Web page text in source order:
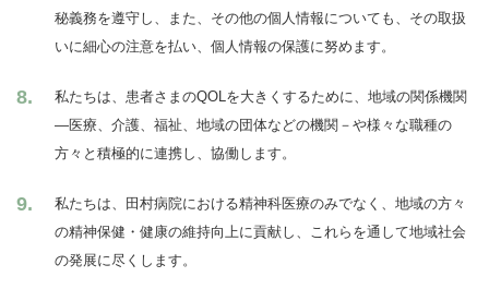
秘義務を遵守し、また、その他の個人情報についても、その取扱
いに細心の注意を払い、個人情報の保護に努めます。
私たちは、患者さまのQOLを大きくするために、地域の関係機関
―医療、介護、福祉、地域の団体などの機関－や様々な職種の
方々と積極的に連携し、協働します。
私たちは、田村病院における精神科医療のみでなく、地域の方々
の精神保健・健康の維持向上に貢献し、これらを通して地域社会
の発展に尽くします。